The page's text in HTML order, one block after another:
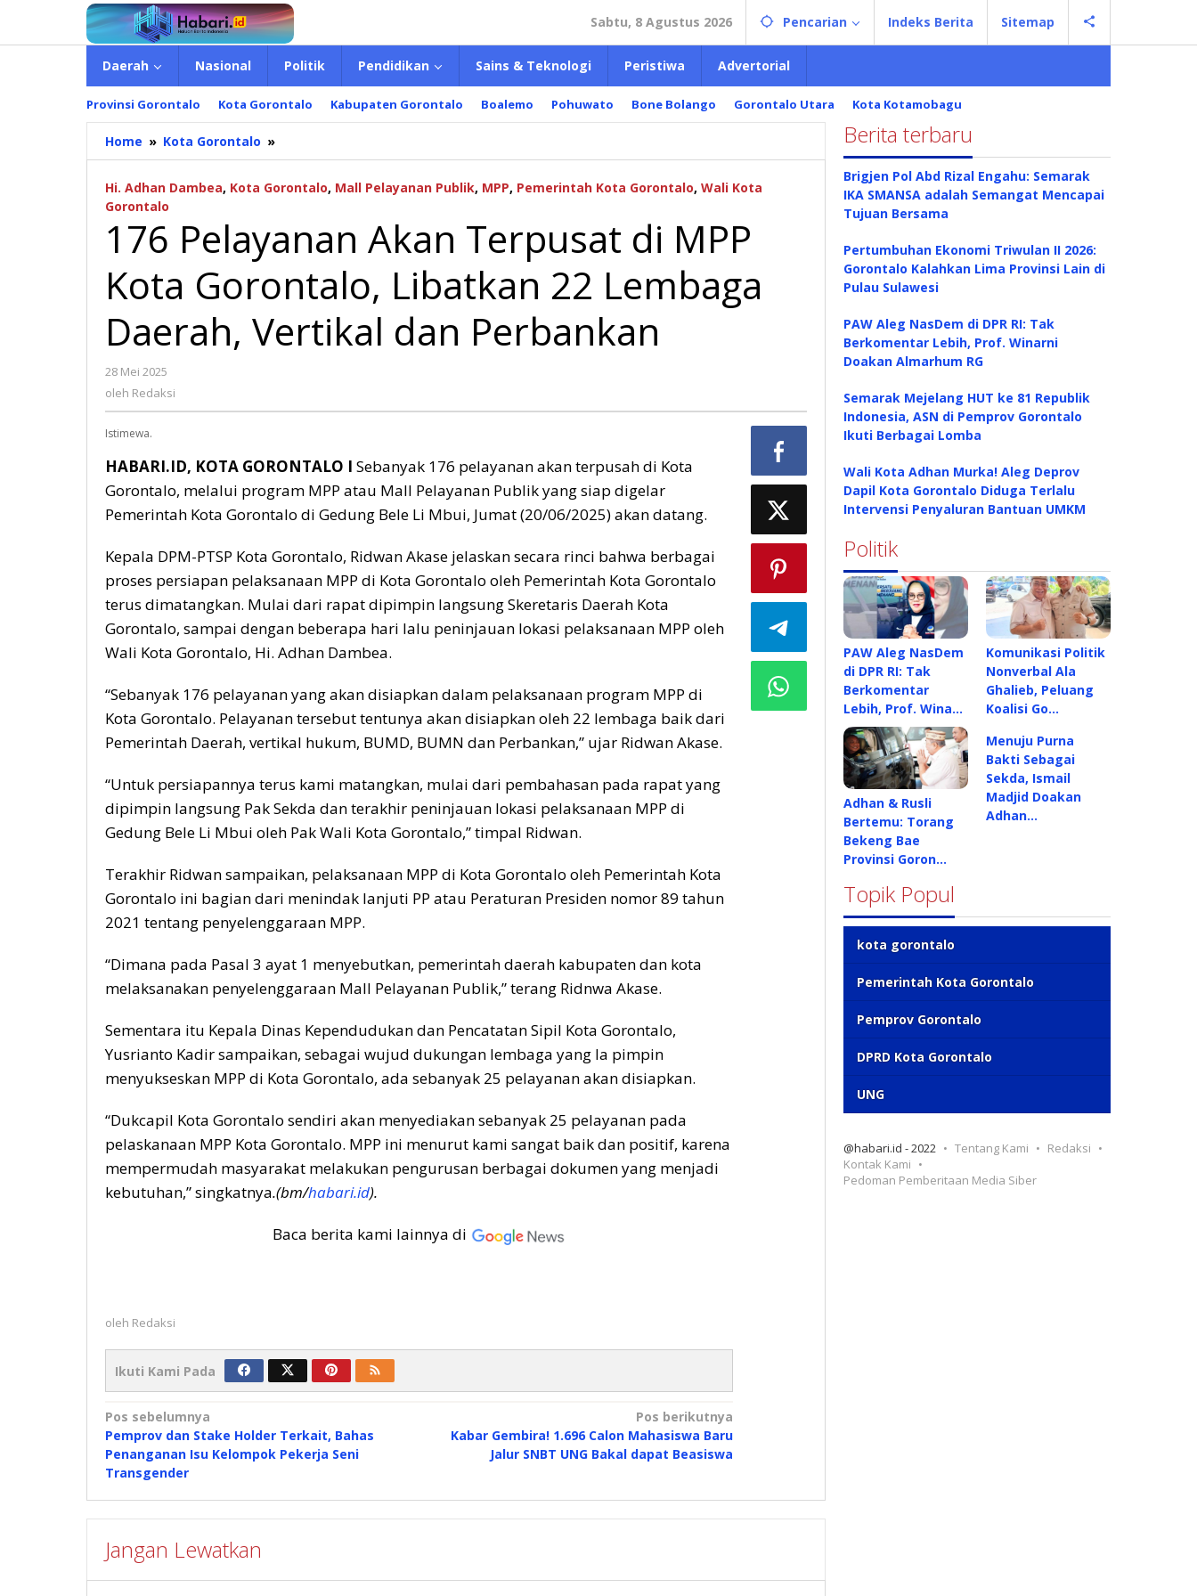
konten
Sabtu, 8 Agustus 2026 Pencarian Indeks Berita Sitemap
Daerah Nasional Politik Pendidikan Sains & Teknologi Peristiwa Advertorial
Provinsi Gorontalo Kota Gorontalo Kabupaten Gorontalo Boalemo Pohuwato Bone Bolango Gorontalo Utara Kota Kotamobagu
Home » Kota Gorontalo »
Pelayanan
Terpusat
MPP
Kota
Gorontalo,
Libatkan
Lembaga
Daerah,
Hi. Adhan Dambea, Kota Gorontalo, Mall Pelayanan Publik, MPP, Pemerintah Kota Gorontalo, Wali Kota
Gorontalo
176 Pelayanan Akan Terpusat di MPP
Kota Gorontalo, Libatkan 22 Lembaga
Daerah, Vertikal dan Perbankan
28 Mei 2025
oleh Redaksi
Istimewa.
HABARI.ID, KOTA GORONTALO I Sebanyak 176 pelayanan akan terpusah di Kota
Gorontalo, melalui program MPP atau Mall Pelayanan Publik yang siap digelar
Pemerintah Kota Gorontalo di Gedung Bele Li Mbui, Jumat (20/06/2025) akan datang.
Kepala DPM-PTSP Kota Gorontalo, Ridwan Akase jelaskan secara rinci bahwa berbagai
proses persiapan pelaksanaan MPP di Kota Gorontalo oleh Pemerintah Kota Gorontalo
terus dimatangkan. Mulai dari rapat dipimpin langsung Skeretaris Daerah Kota
Gorontalo, sampai dengan beberapa hari lalu peninjauan lokasi pelaksanaan MPP oleh
Wali Kota Gorontalo, Hi. Adhan Dambea.
“Sebanyak 176 pelayanan yang akan disiapkan dalam pelaksanaan program MPP di
Kota Gorontalo. Pelayanan tersebut tentunya akan disiapkan oleh 22 lembaga baik dari
Pemerintah Daerah, vertikal hukum, BUMD, BUMN dan Perbankan,” ujar Ridwan Akase.
“Untuk persiapannya terus kami matangkan, mulai dari pembahasan pada rapat yang
dipimpin langsung Pak Sekda dan terakhir peninjauan lokasi pelaksanaan MPP di
Gedung Bele Li Mbui oleh Pak Wali Kota Gorontalo,” timpal Ridwan.
Terakhir Ridwan sampaikan, pelaksanaan MPP di Kota Gorontalo oleh Pemerintah Kota
Gorontalo ini bagian dari menindak lanjuti PP atau Peraturan Presiden nomor 89 tahun
2021 tentang penyelenggaraan MPP.
“Dimana pada Pasal 3 ayat 1 menyebutkan, pemerintah daerah kabupaten dan kota
melaksanakan penyelenggaraan Mall Pelayanan Publik,” terang Ridnwa Akase.
Sementara itu Kepala Dinas Kependudukan dan Pencatatan Sipil Kota Gorontalo,
Yusrianto Kadir sampaikan, sebagai wujud dukungan lembaga yang Ia pimpin
menyukseskan MPP di Kota Gorontalo, ada sebanyak 25 pelayanan akan disiapkan.
“Dukcapil Kota Gorontalo sendiri akan menyediakan sebanyak 25 pelayanan pada
pelaskanaan MPP Kota Gorontalo. MPP ini menurut kami sangat baik dan positif, karena
mempermudah masyarakat melakukan pengurusan berbagai dokumen yang menjadi
kebutuhan,” singkatnya.(bm/habari.id).
Baca berita kami lainnya di
oleh Redaksi
Ikuti Kami Pada
Navigasi
pos
Pos sebelumnya
Pemprov dan Stake Holder Terkait, Bahas
Penanganan Isu Kelompok Pekerja Seni
Transgender
Pos berikutnya
Kabar Gembira! 1.696 Calon Mahasiswa Baru
Jalur SNBT UNG Bakal dapat Beasiswa
Jangan Lewatkan
Berita terbaru
Brigjen Pol Abd Rizal Engahu: Semarak
IKA SMANSA adalah Semangat Mencapai
Tujuan Bersama
Pertumbuhan Ekonomi Triwulan II 2026:
Gorontalo Kalahkan Lima Provinsi Lain di
Pulau Sulawesi
PAW Aleg NasDem di DPR RI: Tak
Berkomentar Lebih, Prof. Winarni
Doakan Almarhum RG
Semarak Mejelang HUT ke 81 Republik
Indonesia, ASN di Pemprov Gorontalo
Ikuti Berbagai Lomba
Wali Kota Adhan Murka! Aleg Deprov
Dapil Kota Gorontalo Diduga Terlalu
Intervensi Penyaluran Bantuan UMKM
Politik
PAW Aleg NasDem
di DPR RI: Tak
Berkomentar
Lebih, Prof. Wina…
Komunikasi Politik
Nonverbal Ala
Ghalieb, Peluang
Koalisi Go…
Adhan & Rusli
Bertemu: Torang
Bekeng Bae
Provinsi Goron…
Menuju Purna
Bakti Sebagai
Sekda, Ismail
Madjid Doakan
Adhan…
Topik Popul
kota gorontalo
Pemerintah Kota Gorontalo
Pemprov Gorontalo
DPRD Kota Gorontalo
UNG
@habari.id - 2022 Tentang Kami
Redaksi
Kontak Kami
Pedoman Pemberitaan Media Siber